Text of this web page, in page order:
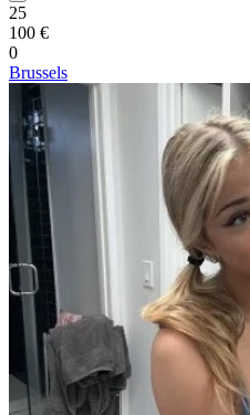
25
100 €
0
Brussels